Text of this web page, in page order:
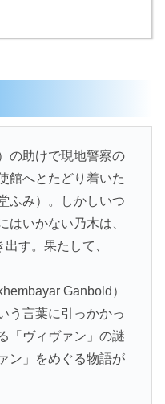
の助けで現地警察の
館へとたどり着いた
ふみ）。しかしいつ
はいかない乃木は、
す。果たして、
Ganbold）
う言葉に引っかかっ
「ヴィヴァン」の謎
ン」をめぐる物語が